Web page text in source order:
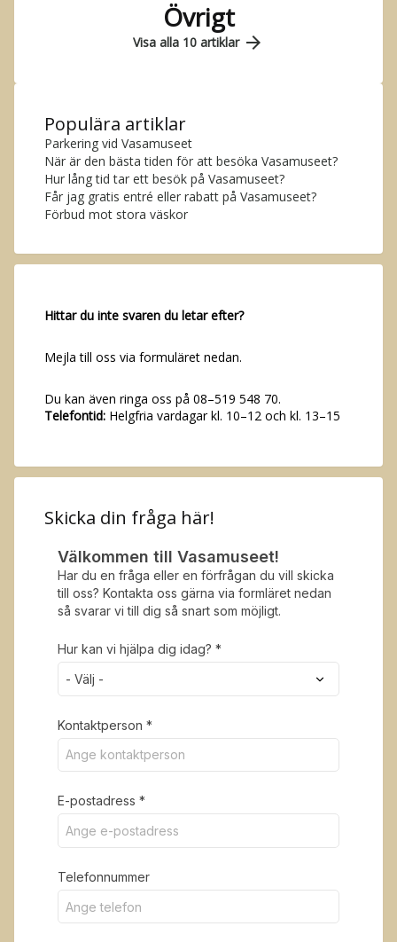
Övrigt
Visa alla 10 artiklar arrow_forward
Hittar du inte svaren du letar efter?
Mejla till oss via formuläret nedan.
Du kan även ringa oss på 08–519 548 70.
Telefontid: Helgfria vardagar kl. 10–12 och kl. 13–15
Populära artiklar
Parkering vid Vasamuseet
När är den bästa tiden för att besöka Vasamuseet?
Hur lång tid tar ett besök på Vasamuseet?
Får jag gratis entré eller rabatt på Vasamuseet?
Förbud mot stora väskor
Skicka din fråga här!